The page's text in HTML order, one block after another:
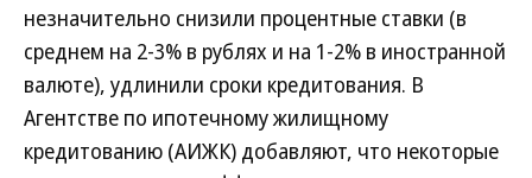
незначительно снизили процентные ставки (в
среднем на 2-3% в рублях и на 1-2% в иностранной
валюте), удлинили сроки кредитования. В
Агентстве по ипотечному жилищному
кредитованию (АИЖК) добавляют, что некоторые